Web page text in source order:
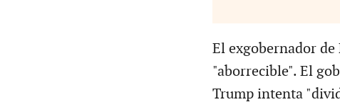
El exgobernador
"aborrecible". El
Trump intenta